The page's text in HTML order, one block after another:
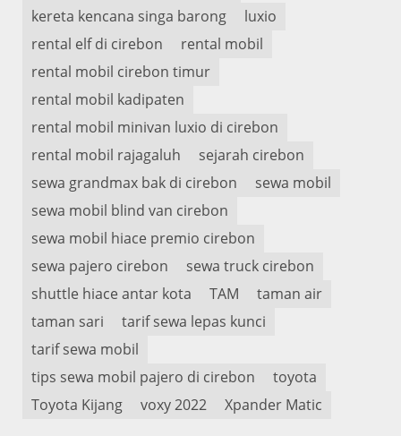
kereta kencana singa barong
luxio
rental elf di cirebon
rental mobil
rental mobil cirebon timur
rental mobil kadipaten
rental mobil minivan luxio di cirebon
rental mobil rajagaluh
sejarah cirebon
sewa grandmax bak di cirebon
sewa mobil
sewa mobil blind van cirebon
sewa mobil hiace premio cirebon
sewa pajero cirebon
sewa truck cirebon
shuttle hiace antar kota
TAM
taman air
taman sari
tarif sewa lepas kunci
tarif sewa mobil
tips sewa mobil pajero di cirebon
toyota
Toyota Kijang
voxy 2022 Xpander Matic